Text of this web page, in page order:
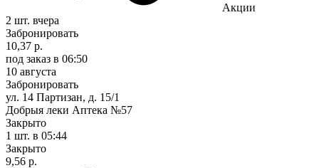
Акции
2 шт. вчера
Забронировать
10,37 р.
под заказ в 06:50
10 августа
Забронировать
ул. 14 Партизан, д. 15/1
Добрыя леки Аптека №57
Закрыто
1 шт. в 05:44
Закрыто
9,56 р.